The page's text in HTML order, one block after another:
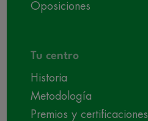
Oposiciones
Tu centro
Historia
Metodología
Premios y certificaciones